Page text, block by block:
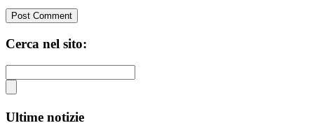
Cerca nel sito:
Ultime notizie